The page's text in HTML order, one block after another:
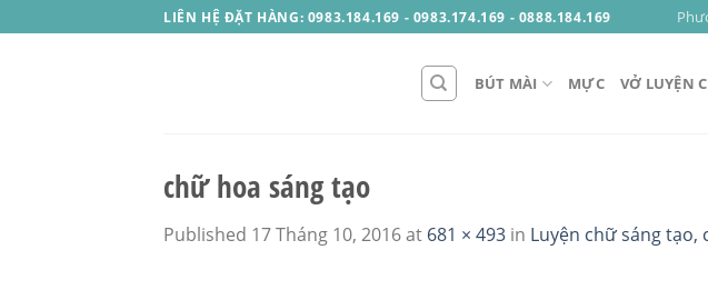
to
LIÊN HỆ ĐẶT HÀNG: 0983.184.169 - 0983.174.169 - 0888.184.169
BÚT MÀI MỰC VỞ LUYỆN
chữ hoa sáng tạo
Published 17 Tháng 10, 2016at 681 × 493 in Luyện chữ sáng